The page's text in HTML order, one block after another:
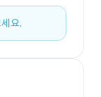
요.